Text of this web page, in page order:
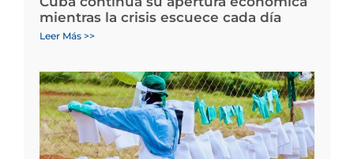
mientras la crisis escuece cada día
Leer Más >>